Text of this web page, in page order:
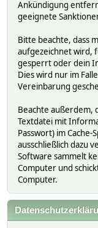
Ankündigung
geeignete
Bitte beachte, dass
aufgezeichnet wird,
gesperrt oder dein
Dies wird nur im
Vereinbarung
Beachte außerdem,
Textdatei mit
Passwort) im
ausschließlich dazu
Software sammelt
Computer und
Computer.